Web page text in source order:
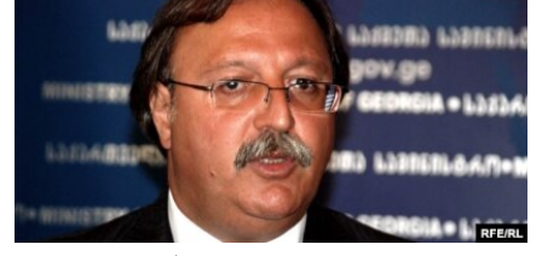
FOTOQALEREYA
İNFOQRAFIKA
RADIO ARXIV
OXU ZALI
AZƏRBAYCAN ƏDƏBIYYATI KITABXANASI
İSLAM VƏ DEMOKRATIYA
İZ - MƏDƏNIYYƏT PROQRAMI
HAQQIMIZDA
MISSIYAMIZ
PEŞƏ ETIKASI VƏ JURNALISTIKA STANDARTLARIMIZ
MATERIALLARIMIZDAN ISTIFADƏ
BIZI IZLƏ